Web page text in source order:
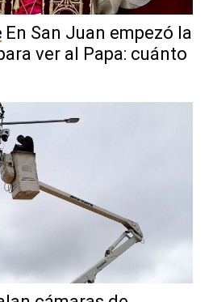
En San Juan empezó la
ver al Papa: cuánto